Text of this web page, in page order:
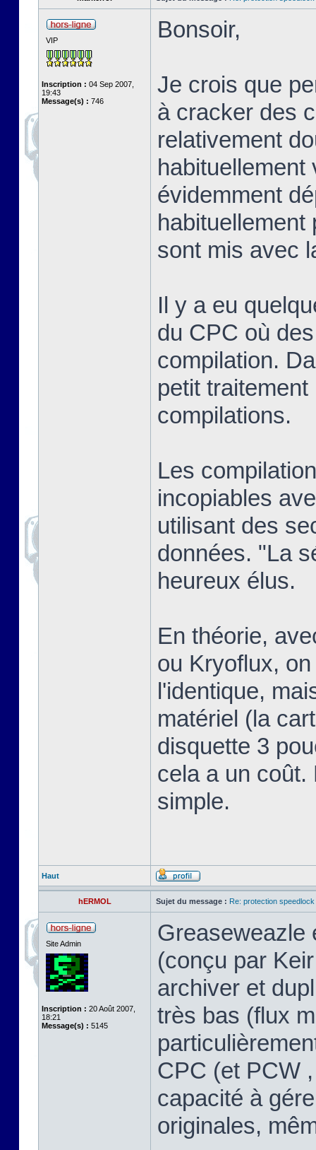
VIP
Inscription : 04 Sep 2007,
19:43
Message(s) : 746
Bonsoir,
Je crois que
à cracker des
relativement
habituellement
évidemment
sont mis avec
Il y a eu
du CPC où
compilation.
petit
compilations.
Les
incopiables
utilisant des
données. "La
heureux élus.
En théorie,
ou Kryoflux,
l'identique,
matériel (la
disquette 3
cela a un coût.
simple.
Haut
hERMOL Sujet du message : Re: protection
Site Admin
Inscription : 20 Août 2007,
18:21
Message(s) : 5145
Greaseweazle
(conçu par
archiver et
très bas (flux
CPC (et PCW
capacité à
originales,